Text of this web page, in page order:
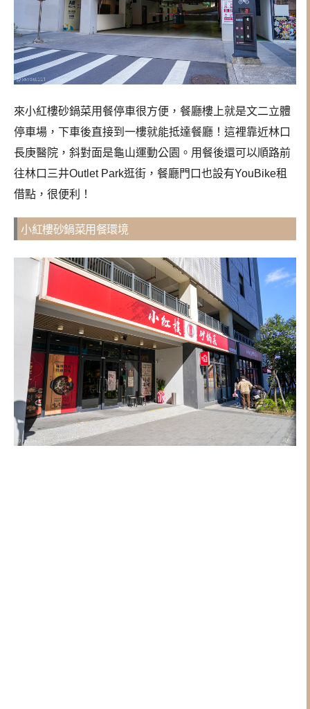
來小紅樓砂鍋菜用餐停車很方便，餐廳樓上就是文二立體
停車場，下車後直接到一樓就能抵達餐廳！這裡靠近林口
長庚醫院，斜對面是龜山運動公園。用餐後還可以順路前
往林口三井Outlet Park逛街，餐廳門口也設有YouBike租
借點，很便利！
小紅樓砂鍋菜用餐環境